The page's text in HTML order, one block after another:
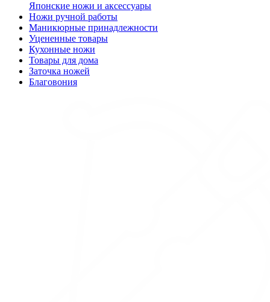
Японские ножи и аксессуары
Ножи ручной работы
Маникюрные принадлежности
Уцененные товары
Кухонные ножи
Товары для дома
Заточка ножей
Благовония